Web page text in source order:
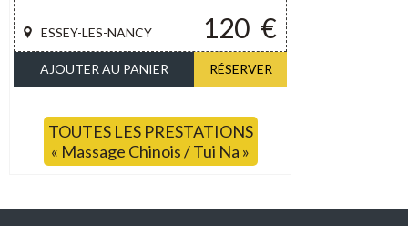
120 €
ESSEY-LES-NANCY
AJOUTER AU PANIER RÉSERVER
TOUTES LES PRESTATIONS
« Massage Chinois / Tui Na »